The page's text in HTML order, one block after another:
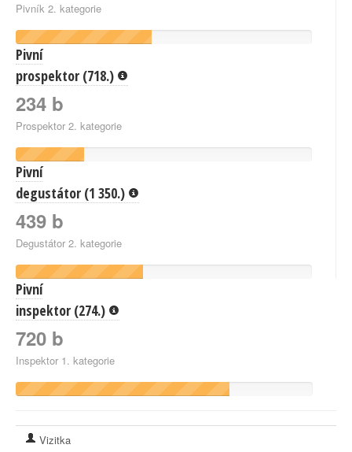
Pivník 2. kategorie
Pivní
prospektor (718.)
234 b
Prospektor 2. kategorie
Pivní
degustátor (1 350.)
439 b
Degustátor 2. kategorie
Pivní
inspektor (274.)
720 b
Inspektor 1. kategorie
Vizitka